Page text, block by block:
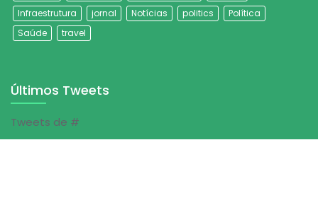
Infraestrutura
jornal Notícias politics
Política
Saúde
travel
Últimos Tweets
Tweets de #